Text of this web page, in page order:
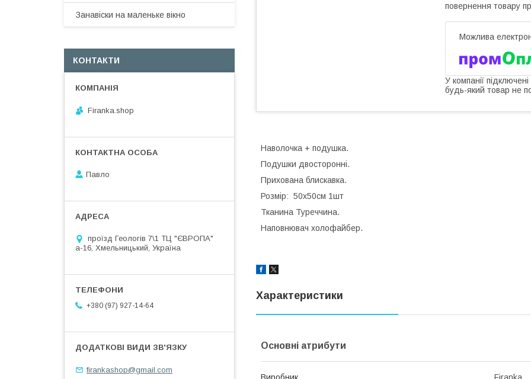
повернення товару
У компанії
будь-який товар не
Наволочка + подушка.
Подушки двосторонні.
Прихована блискавка.
Розмір: 50х50см 1шт
Тканина Туреччина.
Наповнювач холофайбер.
Характеристики
Основні атрибути
Виробник Firanka
Занавіски на маленьке вікно
КОНТАКТИ
Firanka.shop
Павло
проїзд Геологів 7\1 ТЦ "ЄВРОПА"
а-16, Хмельницький, Україна
+380 (97) 927-14-64
firankashop@gmail.com